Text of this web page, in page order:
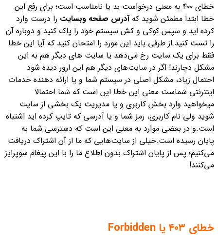
خطای ۴۰۰ به معنی درخواست بد یا نامناسب است؛ برای رفع این
خطا ابتدا مطمئن شوید که آدرس صفحه وبسایت را درست وارد
کرده اید و سپس کوکی و کش سیستم خود را پاک کنید و دوباره آن
را تست کنید.از طرفی باید این مورد را امتحان کنید که آیا این خطا
فقط برای یک سایت رخ می‌دهد یا سایت های دیگر هم به این
مشکل دچارند! اگر در سایت‌های دیگر هم این ارور دیده شود
احتمال زیاد، مشکل اصلی در سیستم شما و یا ارائه دهنده خدمات
اینترنتی شماست.معنی این خطا این است که شما احتمالا
میخواهید وارد بخش کاربری و یا مدیریت یک بخشی از سایت
شوید ولی نام کاربری، رمز شما و یا آدرسی که تایپ کرده اید اشتباه
است.و در بعضی موارد به معنی این است که دسترسی شما به
پایان رسیده است.خیلی از سایت‌هایی که ما از آن اشتراک دریافت
می‌کنیم؛ پس از پایان اشتراک بدون اطلاع ما را با این پیغام سوپرایز
می‌کنند!
خطای ۴۰۳ یا Forbidden